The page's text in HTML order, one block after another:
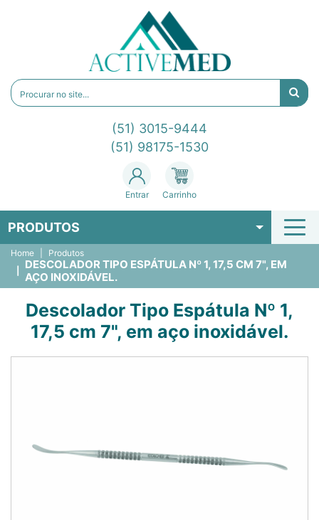
(51) 3015-9444
(51) 98175-1530
Entrar Carrinho
PRODUTOS
Home Produtos
DESCOLADOR TIPO ESPÁTULA Nº 1, 17,5 CM 7", EM
AÇO INOXIDÁVEL.
Descolador Tipo Espátula Nº 1,
17,5 cm 7", em aço inoxidável.